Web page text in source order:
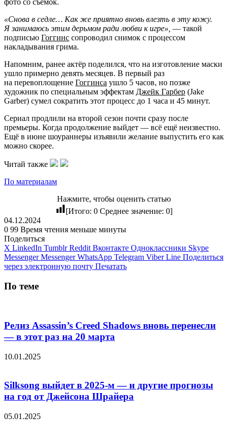
«Снова в седле… Как же приятно вновь влезть в эту кожу.
Я занимаюсь этим дерьмом ради любви к игре», — такой
подписью Гоггинс сопроводил снимок с процессом
накладывания грима.
Напомним, ранее актёр поделился, что на изготовление маски
ушло примерно девять месяцев. В первый раз
на перевоплощение Гоггинса ушло 5 часов, но позже
художник по специальным эффектам Джейк Гарбер (Jake
Garber) сумел сократить этот процесс до 1 часа и 45 минут.
Сериал продлили на второй сезон почти сразу после
премьеры. Когда продолжение выйдет — всё ещё неизвестно.
Ещё в июне шоураннеры изъявили желание выпустить его как
можно скорее.
Читай также
По материалам
Нажмите, чтобы оценить статью
[Итого: 0 Среднее значение: 0]
04.12.2024
0 99 Время чтения меньше минуты
Поделиться
X LinkedIn Tumblr Reddit Вконтакте Одноклассники Skype
Messenger Messenger WhatsApp Telegram Viber Line Поделиться
через электронную почту Печатать
По теме
Релиз Assassin’s Creed Shadows вновь перенесли
— в этот раз на 20 марта
10.01.2025
Silksong выйдет в 2025-м — и другие прогнозы
на год от Джейсона Шрайера
05.01.2025